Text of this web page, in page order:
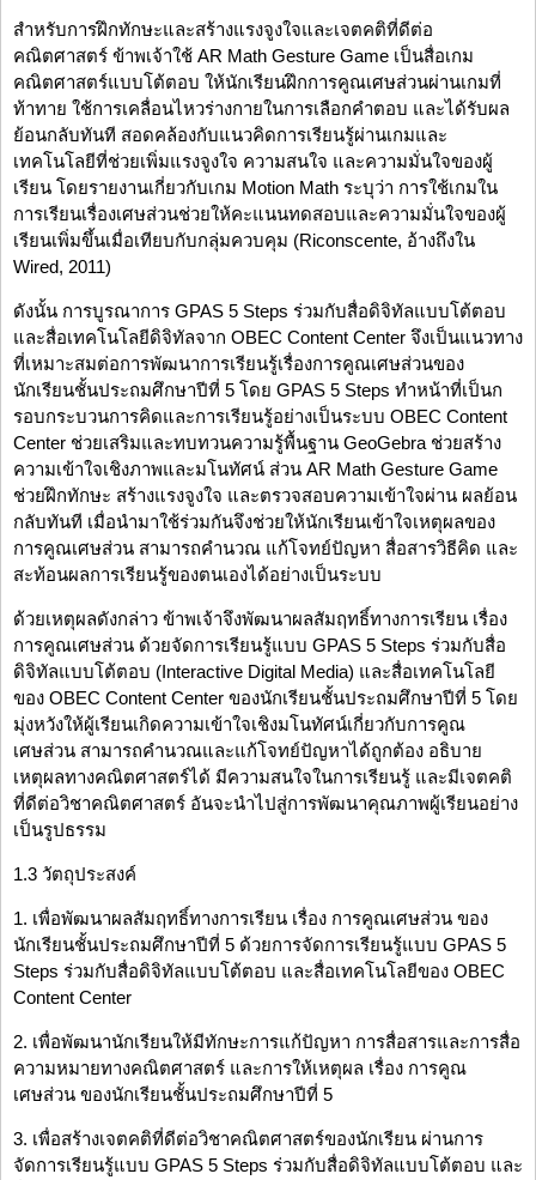
สำหรับการฝึกทักษะและสร้างแรงจูงใจและเจตคติที่ดีต่อ
คณิตศาสตร์ ข้าพเจ้าใช้ AR Math Gesture Game เป็นสื่อเกม
คณิตศาสตร์แบบโต้ตอบ ให้นักเรียนฝึกการคูณเศษส่วนผ่านเกมที่
ท้าทาย ใช้การเคลื่อนไหวร่างกายในการเลือกคำตอบ และได้รับผล
ย้อนกลับทันที สอดคล้องกับแนวคิดการเรียนรู้ผ่านเกมและ
เทคโนโลยีที่ช่วยเพิ่มแรงจูงใจ ความสนใจ และความมั่นใจของผู้
เรียน โดยรายงานเกี่ยวกับเกม Motion Math ระบุว่า การใช้เกมใน
การเรียนเรื่องเศษส่วนช่วยให้คะแนนทดสอบและความมั่นใจของผู้
เรียนเพิ่มขึ้นเมื่อเทียบกับกลุ่มควบคุม (Riconscente, อ้างถึงใน
Wired, 2011)
ดังนั้น การบูรณาการ GPAS 5 Steps ร่วมกับสื่อดิจิทัลแบบโต้ตอบ
และสื่อเทคโนโลยีดิจิทัลจาก OBEC Content Center จึงเป็นแนวทาง
ที่เหมาะสมต่อการพัฒนาการเรียนรู้เรื่องการคูณเศษส่วนของ
นักเรียนชั้นประถมศึกษาปีที่ 5 โดย GPAS 5 Steps ทำหน้าที่เป็นก
รอบกระบวนการคิดและการเรียนรู้อย่างเป็นระบบ OBEC Content
Center ช่วยเสริมและทบทวนความรู้พื้นฐาน GeoGebra ช่วยสร้าง
ความเข้าใจเชิงภาพและมโนทัศน์ ส่วน AR Math Gesture Game
ช่วยฝึกทักษะ สร้างแรงจูงใจ และตรวจสอบความเข้าใจผ่าน ผลย้อน
กลับทันที เมื่อนำมาใช้ร่วมกันจึงช่วยให้นักเรียนเข้าใจเหตุผลของ
การคูณเศษส่วน สามารถคำนวณ แก้โจทย์ปัญหา สื่อสารวิธีคิด และ
สะท้อนผลการเรียนรู้ของตนเองได้อย่างเป็นระบบ
ด้วยเหตุผลดังกล่าว ข้าพเจ้าจึงพัฒนาผลสัมฤทธิ์ทางการเรียน เรื่อง
การคูณเศษส่วน ด้วยจัดการเรียนรู้แบบ GPAS 5 Steps ร่วมกับสื่อ
ดิจิทัลแบบโต้ตอบ (Interactive Digital Media) และสื่อเทคโนโลยี
ของ OBEC Content Center ของนักเรียนชั้นประถมศึกษาปีที่ 5 โดย
มุ่งหวังให้ผู้เรียนเกิดความเข้าใจเชิงมโนทัศน์เกี่ยวกับการคูณ
เศษส่วน สามารถคำนวณและแก้โจทย์ปัญหาได้ถูกต้อง อธิบาย
เหตุผลทางคณิตศาสตร์ได้ มีความสนใจในการเรียนรู้ และมีเจตคติ
ที่ดีต่อวิชาคณิตศาสตร์ อันจะนำไปสู่การพัฒนาคุณภาพผู้เรียนอย่าง
เป็นรูปธรรม
1.3 วัตถุประสงค์
1. เพื่อพัฒนาผลสัมฤทธิ์ทางการเรียน เรื่อง การคูณเศษส่วน ของ
นักเรียนชั้นประถมศึกษาปีที่ 5 ด้วยการจัดการเรียนรู้แบบ GPAS 5
Steps ร่วมกับสื่อดิจิทัลแบบโต้ตอบ และสื่อเทคโนโลยีของ OBEC
Content Center
2. เพื่อพัฒนานักเรียนให้มีทักษะการแก้ปัญหา การสื่อสารและการสื่อ
ความหมายทางคณิตศาสตร์ และการให้เหตุผล เรื่อง การคูณ
เศษส่วน ของนักเรียนชั้นประถมศึกษาปีที่ 5
3. เพื่อสร้างเจตคติที่ดีต่อวิชาคณิตศาสตร์ของนักเรียน ผ่านการ
จัดการเรียนรู้แบบ GPAS 5 Steps ร่วมกับสื่อดิจิทัลแบบโต้ตอบ และ